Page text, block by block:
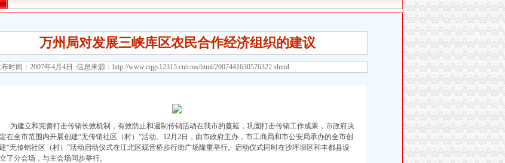
万州局对发展三峡库区农民合作经济组织的建议
时间：2007年4月4日 信息来源： http://www.cqgs12315.cn/cms/html/2007441630576322.shtml
为建立和完善打击传销长效机制，有效防止和遏制传销活动在我市的蔓延，巩固打击传销工作成果，市政府决
定在全市范围内开展创建“无传销社区（村）”活动。12月2日，由市政府主办，市工商局和市公安局承办的全市创
建“无传销社区（村）”活动启动仪式在江北区观音桥步行街广场隆重举行。启动仪式同时在沙坪坝区和丰都县设
立了分会场，与主会场同步举行。